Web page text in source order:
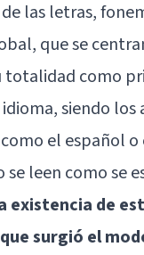
las letras,
que se
totalidad como
siendo
el español
se leen como se
existencia de
surgió el